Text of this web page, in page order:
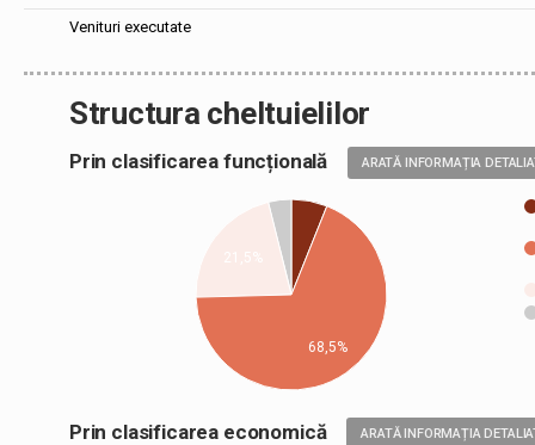
Venituri executate
Structura cheltuielilor
Prin clasificarea funcțională ARATĂ INFORMAȚIA
68,5%
Prin clasificarea economică ARATĂ INFORMAȚIA